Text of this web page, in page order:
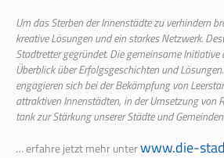
Um das Sterben der Innenstädte zu verhindern
kreative Lösungen und ein starkes Netzwerk.
Stadtretter gegründet. Die gemeinsame Initiative
Überblick über Erfolgsgeschichten und
engagieren sich bei der Bekämpfung von
attraktiven Innenstädten, in der Umsetzung von
tank zur Stärkung unserer Städte und Gemeinden.
… erfahre jetzt mehr unterwww.die-